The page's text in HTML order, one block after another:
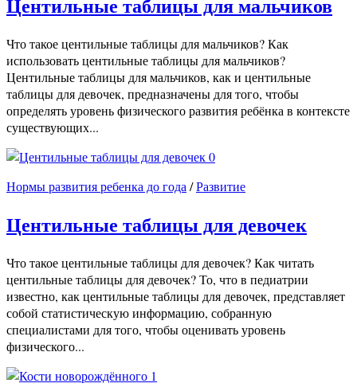
Что такое центильные таблицы для мальчиков? Как
использовать центильные таблицы для мальчиков?
Центильные таблицы для мальчиков, как и центильные
таблицы для девочек, предназначены для того, чтобы
определять уровень физического развития ребёнка в контексте
существующих...
0
Нормы развития ребенка до года /Развитие
Центильные таблицы для девочек
Что такое центильные таблицы для девочек? Как читать
центильные таблицы для девочек? То, что в педиатрии
известно, как центильные таблицы для девочек, представляет
собой статистическую информацию, собранную
специалистами для того, чтобы оценивать уровень
физического...
1